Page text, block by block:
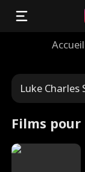
Accueil
Luke Charles
Films